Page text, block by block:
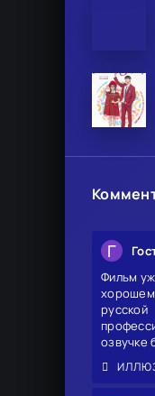
Г
Фильм
хорошем
русской
озвучке